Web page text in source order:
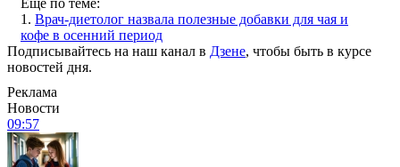
1. Врач-диетолог назвала полезные добавки для чая и
кофе в осенний период
Подписывайтесь на наш канал в Дзене, чтобы быть в курсе
новостей дня.
Реклама
Новости
09:57